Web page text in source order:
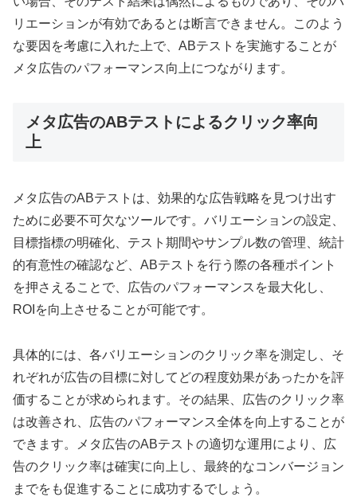
リエーションが有効であるとは断言できません。このよう
な要因を考慮に入れた上で、ABテストを実施することが
メタ広告のパフォーマンス向上につながります。
メタ広告のABテストによるクリック率向
上
メタ広告のABテストは、効果的な広告戦略を見つけ出す
ために必要不可欠なツールです。バリエーションの設定、
目標指標の明確化、テスト期間やサンプル数の管理、統計
的有意性の確認など、ABテストを行う際の各種ポイント
を押さえることで、広告のパフォーマンスを最大化し、
ROIを向上させることが可能です。
具体的には、各バリエーションのクリック率を測定し、そ
れぞれが広告の目標に対してどの程度効果があったかを評
価することが求められます。その結果、広告のクリック率
は改善され、広告のパフォーマンス全体を向上することが
できます。メタ広告のABテストの適切な運用により、広
告のクリック率は確実に向上し、最終的なコンバージョン
までをも促進することに成功するでしょう。